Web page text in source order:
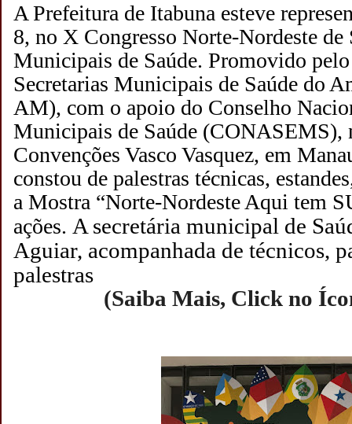
A Prefeitura de Itabuna esteve
8, no X Congresso Norte-Nordeste de
Municipais de Saúde. Promovido
Secretarias Municipais de Saúde do
AM), com o apoio do Conselho
Municipais de Saúde (CONASEMS),
Convenções Vasco Vasquez, em
constou de palestras técnicas,
a Mostra “Norte-Nordeste Aqui tem
ações. A secretária municipal de
Aguiar, acompanhada de técnicos,
palestras
(Saiba Mais, Click no